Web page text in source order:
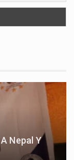
Nepal Y